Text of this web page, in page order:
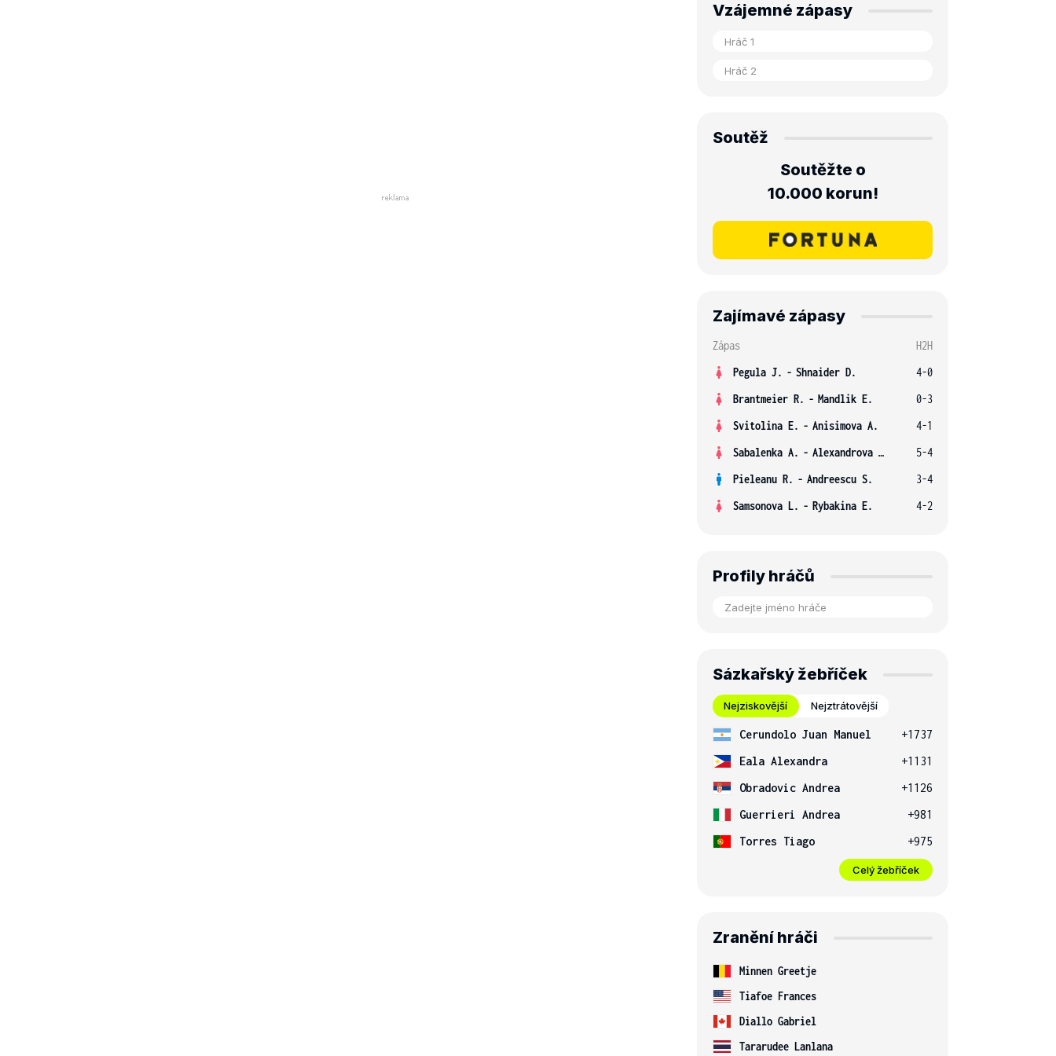
Vzájemné zápasy
Soutěž
Soutěžte o
10.000 korun!
Zajímavé zápasy
Zápas
H2H
Pegula J. - Shnaider D.
4-0
Brantmeier R. - Mandlik E.
0-3
Svitolina E. - Anisimova A.
4-1
Sabalenka A. - Alexandrova E.
5-4
Pieleanu R. - Andreescu S.
3-4
Samsonova L. - Rybakina E. 4-2
Profily hráčů
Sázkařský žebříček
Nejziskovější Nejztrátovější
Cerundolo Juan Manuel
+1737
Eala Alexandra
+1131
Obradovic Andrea
+1126
Guerrieri Andrea
+981
Torres Tiago
+975
Celý žebříček
Zranění hráči
Minnen Greetje
Tiafoe Frances
Diallo Gabriel
Tararudee Lanlana